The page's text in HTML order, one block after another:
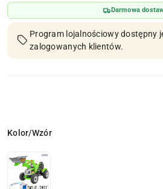
Darmowa
Program lojalnościowy dostępny
zalogowanych klientów.
Wariant
Kolor/Wzór